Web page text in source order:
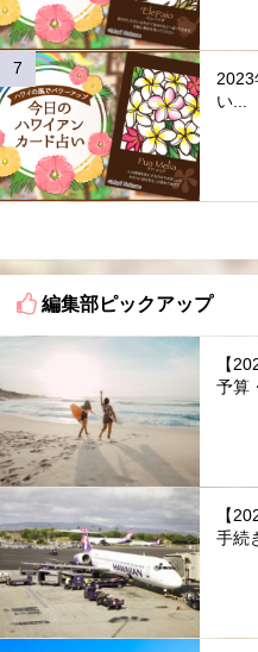
い...
編集部ピックアップ
【
予算
【
手続